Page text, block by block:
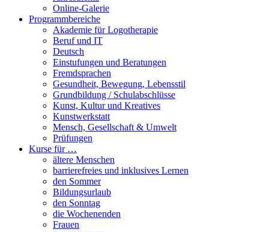
Online-Galerie
Programmbereiche
Akademie für Logotherapie
Beruf und IT
Deutsch
Einstufungen und Beratungen
Fremdsprachen
Gesundheit, Bewegung, Lebensstil
Grundbildung / Schulabschlüsse
Kunst, Kultur und Kreatives
Kunstwerkstatt
Mensch, Gesellschaft & Umwelt
Prüfungen
Kurse für …
ältere Menschen
barrierefreies und inklusives Lernen
den Sommer
Bildungsurlaub
den Sonntag
die Wochenenden
Frauen